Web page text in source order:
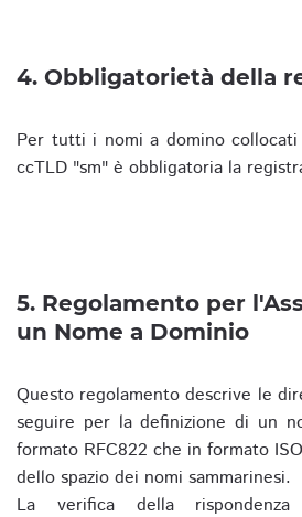
4. Obbligatorietà della
Per tutti i nomi a domino
ccTLD "sm" è obbligatoria la
5. Regolamento per
un Nome a Dominio
Questo regolamento descrive le
seguire per la definizione di un
formato RFC822 che in formato
dello spazio dei nomi sammarinesi.
La verifica della